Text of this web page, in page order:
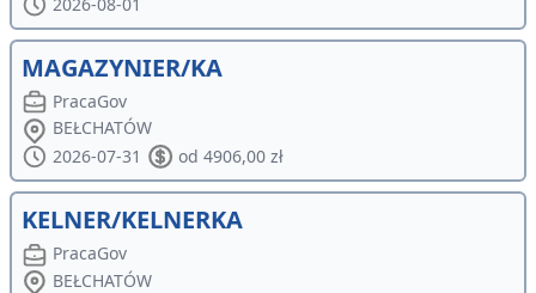
MAGAZYNIER/KA
PracaGov
BEŁCHATÓW
2026-07-31
od 4906,00 zł
KELNER/KELNERKA
PracaGov
BEŁCHATÓW